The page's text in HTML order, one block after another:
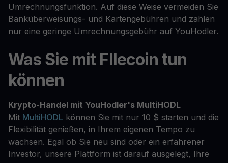
Umrechnungsfunktion. Auf diese Weise vermeiden Sie
Banküberweisungs- und Kartengebühren und zahlen
nur eine geringe Umrechnungsgebühr auf YouHodler.
Was Sie mit FIlecoin tun
können
Krypto-Handel mit YouHodler's MultiHODL
Mit MultiHODL können Sie mit nur 10 $ starten und die
Flexibilität genießen, in Ihrem eigenen Tempo zu
wachsen. Egal ob Sie neu sind oder ein erfahrener
Investor, unsere Plattform ist darauf ausgelegt, Ihre